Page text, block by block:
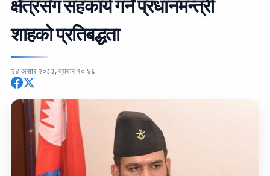
क्षेत्रसँग सहकार्य गर्ने प्रधानमन्त्री
शाहको प्रतिबद्धता
२४ असार २०८३, बुधबार १०:४६